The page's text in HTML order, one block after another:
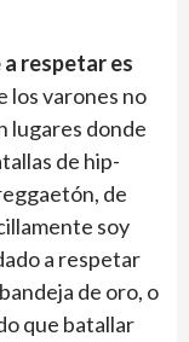
a respetar es
los varones no
lugares donde
de hip-
de
soy
a respetar
de oro, o
que batallar